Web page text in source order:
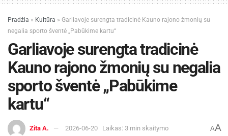
Pradžia » Kultūra » Garliavoje surengta tradicinė Kauno rajono žmonių su
negalia sporto šventė „Pabūkime kartu“
Garliavoje surengta tradicinė
Kauno rajono žmonių su negalia
sporto šventė „Pabūkime
kartu“
Zita A. 2026-06-20 Laikas: 3 min skaitymo AA